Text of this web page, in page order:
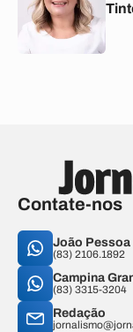
Contate-nos
João Pessoa
(83) 2106.1892
Campina
(83) 3315-3204
Redação